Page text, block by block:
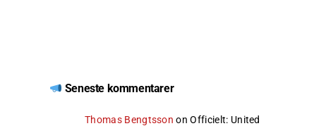
Seneste kommentarer
Thomas Bengtsson onOfficielt: United